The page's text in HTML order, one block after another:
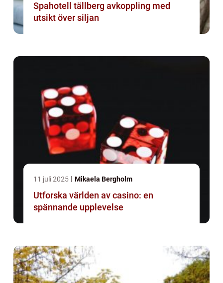
Spahotell tällberg avkoppling med
utsikt över siljan
11 juli 2025 Mikaela Bergholm
Utforska världen av casino: en
spännande upplevelse